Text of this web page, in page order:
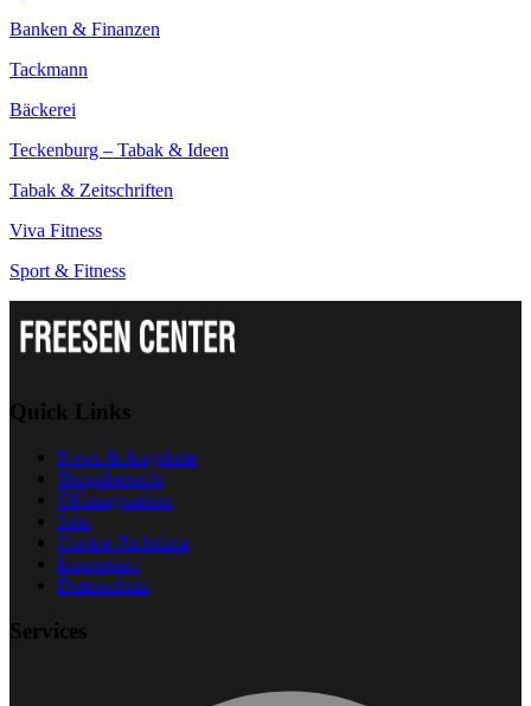
Banken & Finanzen
Tackmann
Bäckerei
Teckenburg – Tabak & Ideen
Tabak & Zeitschriften
Viva Fitness
Sport & Fitness
Quick Links
News & Angebote
Shopübersicht
Öffnungszeiten
Jobs
Cookie-Richtlinie
Impressum
Datenschutz
Services